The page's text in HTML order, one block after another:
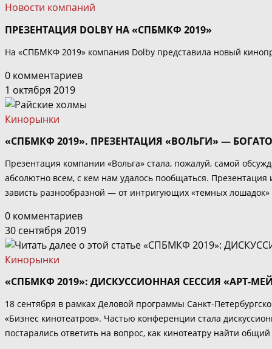
Новости компаний
ПРЕЗЕНТАЦИЯ DOLBY НА «СПБМКФ 2019»
На «СПБМКФ 2019» компания Dolby представила новый
0 комментариев
1 октября 2019
Кинорынки
«СПБМКФ 2019». ПРЕЗЕНТАЦИЯ «ВОЛЬГИ» —
Презентация компании «Вольга» стала, пожалуй, самой
абсолютно всем, с кем нам удалось пообщаться.
зависть разнообразной — от интригующих «темных
0 комментариев
30 сентября 2019
Кинорынки
«СПБМКФ 2019»: ДИСКУССИОННАЯ СЕССИЯ «АРТ-
18 сентября в рамках Деловой программы Санкт-
«Бизнес кинотеатров». Частью конференции стала
постарались ответить на вопрос, как кинотеатру найти